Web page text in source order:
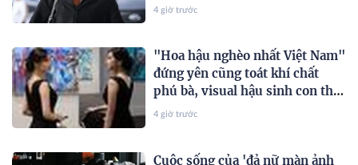
4 giờ trước
"Hoa hậu nghèo nhất Việt Nam"
đứng yên cũng toát khí chất
phú bà, visual hậu sinh con thứ
2 gây chú ý
4 giờ trước
Cuộc sống của 'đả nữ màn ảnh